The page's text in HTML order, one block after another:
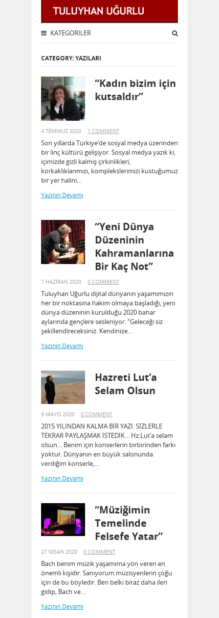
KATEGORILER
CATEGORY: YAZILARI
“Kadın bizim için
kutsaldır”
4 TEMMUZ 2020 1 COMMENT
Son yıllarda Türkiye’de sosyal medya üzerinden
bir linç kültürü gelişiyor. Sosyal medya yazık ki,
içimizde gizli kalmış çirkinlikleri,
korkaklıklarımızı, komplekslerimizi kustuğumuz
bir yer halini…
Yazının Devamı
“Yeni Dünya
Düzeninin
Kahramanlarına
Bir Kaç Not”
7 HAZIRAN 2020 0 COMMENT
Tuluyhan Uğurlu dijital dünyanın yaşamımızın
her bir noktasına hakim olmaya başladığı, yeni
dünya düzeninin kurulduğu 2020 bahar
aylarında gençlere sesleniyor. “Geleceği siz
şekillendireceksiniz. Kendinize…
Yazının Devamı
Hazreti Lut’a
Selam Olsun
9 MAYIS 2020 0 COMMENT
2015 YILINDAN KALMA BİR YAZI. SİZLERLE
TEKRAR PAYLAŞMAK İSTEDİK… Hz.Lut’a selam
olsun… Benim için konserlerin birbirinden farkı
yoktur. Dünyanın en büyük salonunda
verdiğim konserle,…
Yazının Devamı
“Müziğimin
Temelinde
Felsefe Yatar”
27 NISAN 2020 0 COMMENT
Bach benim müzik yaşamıma yön veren en
önemli kişidir. Sanıyorum müzisyenlerin çoğu
için de bu böyledir. Ben belki biraz daha ileri
gidip, Bach ve…
Yazının Devamı